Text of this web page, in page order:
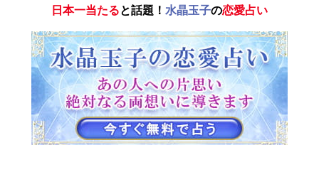
日本一当たると話題！ 水晶玉子の恋愛占い